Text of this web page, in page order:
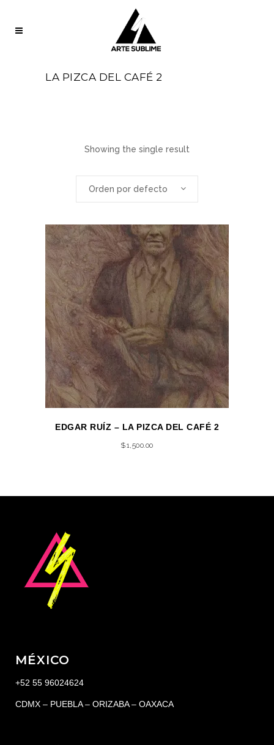
LA PIZCA DEL CAFÉ 2
Showing the single result
Orden por defecto
EDGAR RUÍZ – LA PIZCA DEL CAFÉ 2
$1,500.00
MÉXICO
+52 55 96024624
CDMX – PUEBLA – ORIZABA – OAXACA